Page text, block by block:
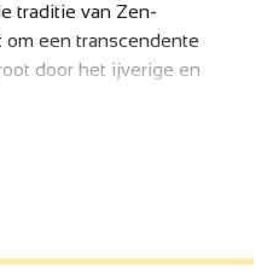
traditie van Zen-
een transcendente
door het ijverige en
sequenties
die nieuwsgierig zijn naar
Door middel